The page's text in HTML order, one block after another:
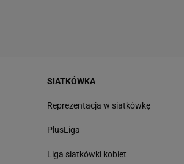
SIATKÓWKA
Reprezentacja w siatkówkę
PlusLiga
Liga siatkówki kobiet